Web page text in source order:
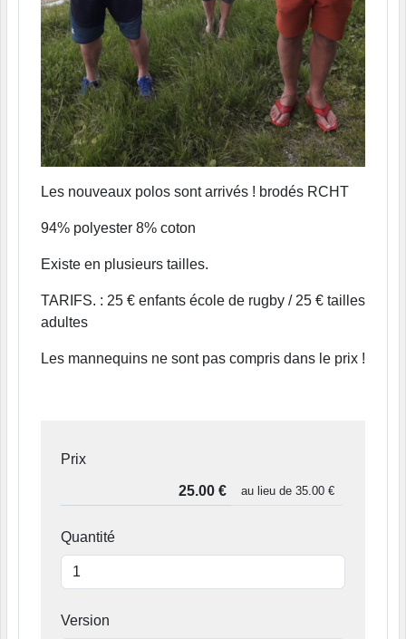
Les nouveaux polos sont arrivés ! brodés RCHT
94% polyester 8% coton
Existe en plusieurs tailles.
TARIFS. : 25 € enfants école de rugby / 25 € tailles
adultes
Les mannequins ne sont pas compris dans le prix !
Prix
au lieu de 35.00 €
Quantité
Version